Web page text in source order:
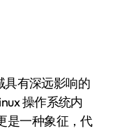
操作系统内
是一种象征，代